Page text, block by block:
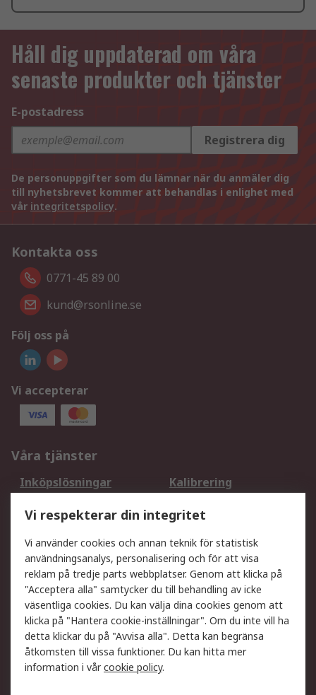
Håll dig uppdaterad om våra
senaste produkter och tjänster
E-postadress
Registrera dig
De personuppgifter som du lämnar när du anmäler dig
till nyhetsbrevet kommer att behandlas i enlighet med
vår integritetspolicy.
Kontakta oss
0771-45 89 00
kund@rsonline.se
Följ oss på
Vi accepterar
Våra tjänster
Inköpslösningar
Kalibrering
DesignSpark
Teknisk Support
Ditt lokala säljteam
Exportlösningar
Support
Få hjälp
Retur av varor
Leverans
Spåra din order
Begär en fakturakopi
Fördelar med RS-konto
Betalningsalternativ
Vi respekterar din integritet
Vi använder cookies och annan teknik för statistisk
användningsanalys, personalisering och för att visa
reklam på tredje parts webbplatser. Genom att klicka på
"Acceptera alla" samtycker du till behandling av icke
väsentliga cookies. Du kan välja dina cookies genom att
klicka på "Hantera cookie-inställningar". Om du inte vill ha
detta klickar du på "Avvisa alla". Detta kan begränsa
åtkomsten till vissa funktioner. Du kan hitta mer
information i vårcookie policy.